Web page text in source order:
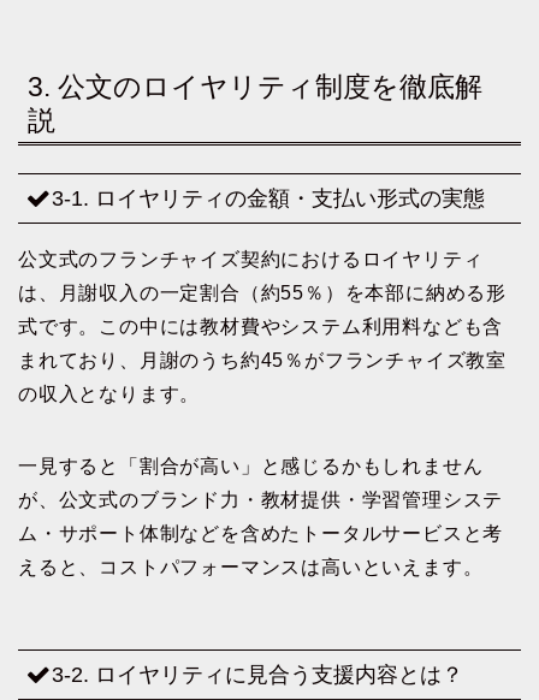
3. 公文のロイヤリティ制度を徹底解
説
3-1. ロイヤリティの金額・支払い形式の実態
公文式のフランチャイズ契約におけるロイヤリティ
は、月謝収入の一定割合（約55％）を本部に納める形
式です。この中には教材費やシステム利用料なども含
まれており、月謝のうち約45％がフランチャイズ教室
の収入となります。
一見すると「割合が高い」と感じるかもしれません
が、公文式のブランド力・教材提供・学習管理システ
ム・サポート体制などを含めたトータルサービスと考
えると、コストパフォーマンスは高いといえます。
3-2. ロイヤリティに見合う支援内容とは？